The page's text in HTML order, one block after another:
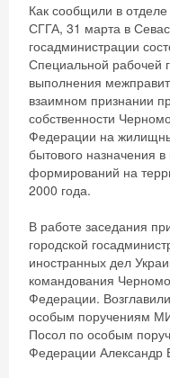
Как сообщили в
СГГА, 31 марта в
госадминистрации
Специальной рабочей
выполнения
взаимном признании
собственности
Федерации на
бытового назначения
формирований на
2000 года.
В работе заседания
городской
иностранных дел
командования
Федерации.
особым поручениям
Посол по особым
Федерации Александр